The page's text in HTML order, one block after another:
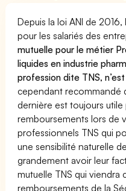
Depuis la loi ANI de
pour les salariés des
mutuelle pour le métier
liquides en industrie
profession dite TNS,
cependant recommandé
dernière est toujours
remboursements lors de
professionnels TNS qui
une sensibilité naturelle
grandement avoir leur
mutuelle TNS qui viendra
remboursements de la